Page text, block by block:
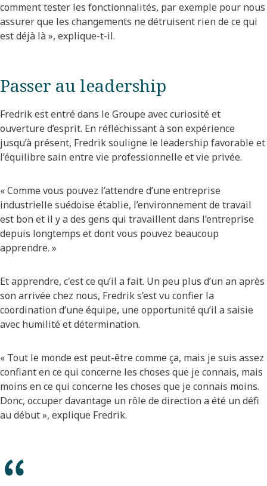
comment tester les fonctionnalités, par exemple pour nous
assurer que les changements ne détruisent rien de ce qui
est déjà là », explique-t-il.
Passer au leadership
Fredrik est entré dans le Groupe avec curiosité et
ouverture d’esprit. En réfléchissant à son expérience
jusqu’à présent, Fredrik souligne le leadership favorable et
l’équilibre sain entre vie professionnelle et vie privée.
« Comme vous pouvez l’attendre d’une entreprise
industrielle suédoise établie, l’environnement de travail
est bon et il y a des gens qui travaillent dans l’entreprise
depuis longtemps et dont vous pouvez beaucoup
apprendre. »
Et apprendre, c'est ce qu’il a fait. Un peu plus d’un an après
son arrivée chez nous, Fredrik s’est vu confier la
coordination d’une équipe, une opportunité qu’il a saisie
avec humilité et détermination.
« Tout le monde est peut-être comme ça, mais je suis assez
confiant en ce qui concerne les choses que je connais, mais
moins en ce qui concerne les choses que je connais moins.
Donc, occuper davantage un rôle de direction a été un défi
au début », explique Fredrik.